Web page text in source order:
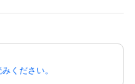
ください。